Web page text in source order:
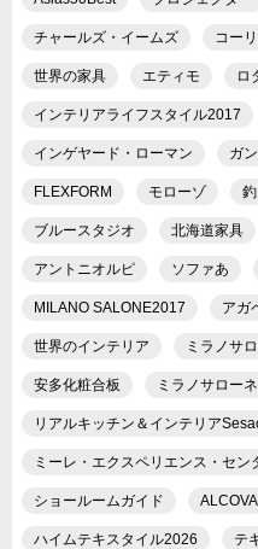
チャールズ・イームズ コー
世界の家具 エティモ ロ
インテリアライフスタイル2017
インゲヤード・ローマン ガ
FLEXFORM モローゾ
ブルースタジオ 北海道家具
アントニオルピ ソファあ
MILANO SALONE2017 アガ
世界のインテリア ミラノサ
安多化粧合板 ミラノサロー
リアルキッチン＆インテリア
ミーレ・エクスペリエンス・セン
ショールームガイド ALCOVA
ハイムテキスタイル2026 テ